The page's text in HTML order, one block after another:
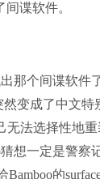
间谍软件。
那个间谍软件
变成了中文特
无法选择性地
想一定是警察
Bamboo的